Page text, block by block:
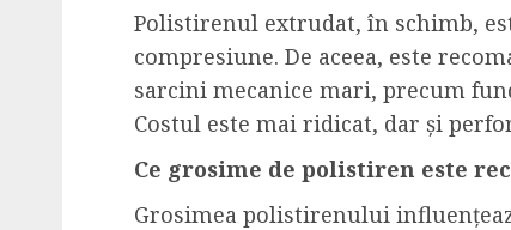
Polistirenul extrudat, în schimb,
compresiune. De aceea, este
sarcini mecanice mari, precum
Costul este mai ridicat, dar și
Ce grosime de polistiren este
Grosimea polistirenului